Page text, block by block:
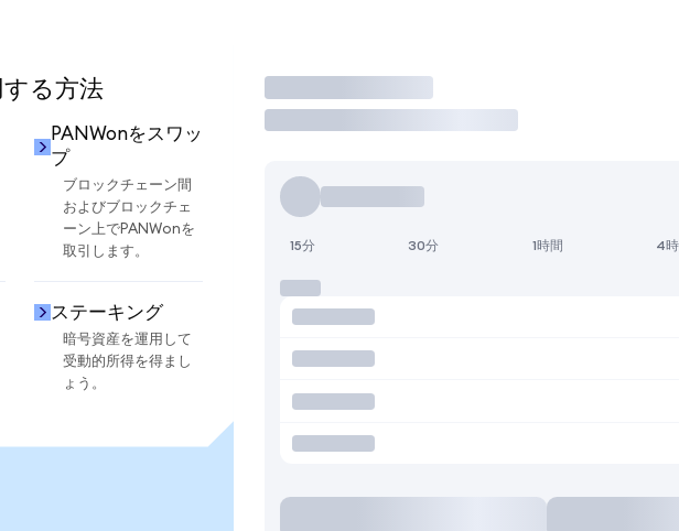
る方法
PANWonをスワッ
プ
ブロックチェーン間
およびブロックチェ
ーン上でPANWonを
取引します。
ステーキング
暗号資産を運用して
受動的所得を得まし
ょう。
取引
15分 30分 1時間 4時